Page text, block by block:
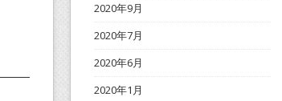
2020年9月
2020年7月
2020年6月
2020年1月